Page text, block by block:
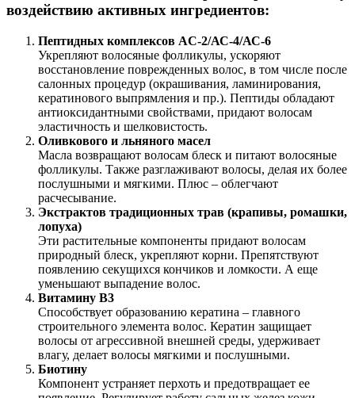
воздействию активных ингредиентов:
Пептидных комплексов AC-2/АС-4/АС-6
Укрепляют волосяные фолликулы, ускоряют
восстановление поврежденных волос, в том числе после
салонных процедур (окрашивания, ламинирования,
кератинового выпрямления и пр.). Пептиды обладают
антиоксидантными свойствами, придают волосам
эластичность и шелковистость.
Оливкового и льняного масел
Масла возвращают волосам блеск и питают волосяные
фолликулы. Также разглаживают волосы, делая их более
послушными и мягкими. Плюс – облегчают
расчесывание.
Экстрактов традиционных трав (крапивы, ромашки,
лопуха)
Эти растительные компоненты придают волосам
природный блеск, укрепляют корни. Препятствуют
появлению секущихся кончиков и ломкости. А еще
уменьшают выпадение волос.
Витамину B3
Способствует образованию кератина – главного
строительного элемента волос. Кератин защищает
волосы от агрессивной внешней среды, удерживает
влагу, делает волосы мягкими и послушными.
Биотину
Компонент устраняет перхоть и предотвращает ее